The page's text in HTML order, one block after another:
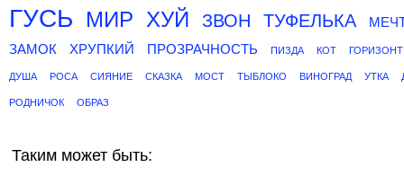
ГУСЬ МИР ХУЙ ЗВОН ТУФЕЛЬКА
ЗАМОК
ХРУПКИЙ ПРОЗРАЧНОСТЬ ПИЗДА КОТ ГОРИЗОНТ
ДУША РОСА СИЯНИЕ СКАЗКА МОСТ ТЫБЛОКО ВИНОГРАД УТКА
РОДНИЧОК ОБРАЗ
Таким может быть: